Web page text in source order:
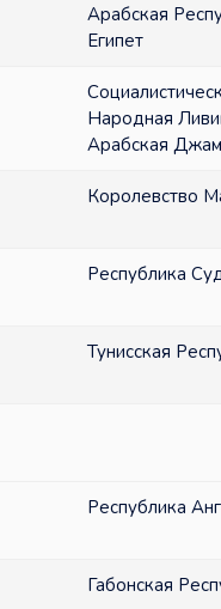
Арабская
Египет
Народная
Арабская
Королевство
Республика
Тунисская
Республика
Габонская